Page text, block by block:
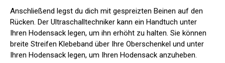
Anschließend legst du dich mit gespreizten Beinen auf den
Rücken. Der Ultraschalltechniker kann ein Handtuch unter
Ihren Hodensack legen, um ihn erhöht zu halten. Sie können
breite Streifen Klebeband über Ihre Oberschenkel und unter
Ihren Hodensack legen, um Ihren Hodensack anzuheben.